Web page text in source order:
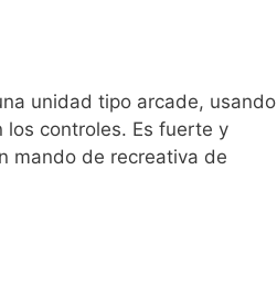
unidad tipo arcade, usando
controles. Es fuerte y
mando de recreativa de